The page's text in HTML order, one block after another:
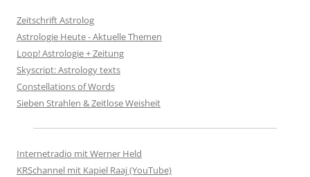
Zeitschrift Astrolog
Astrologie Heute - Aktuelle Themen
Loop! Astrologie + Zeitung
Skyscript: Astrology texts
Constellations of Words
Sieben Strahlen & Zeitlose Weisheit
Internetradio mit Werner Held
KRSchannel mit Kapiel Raaj (YouTube)